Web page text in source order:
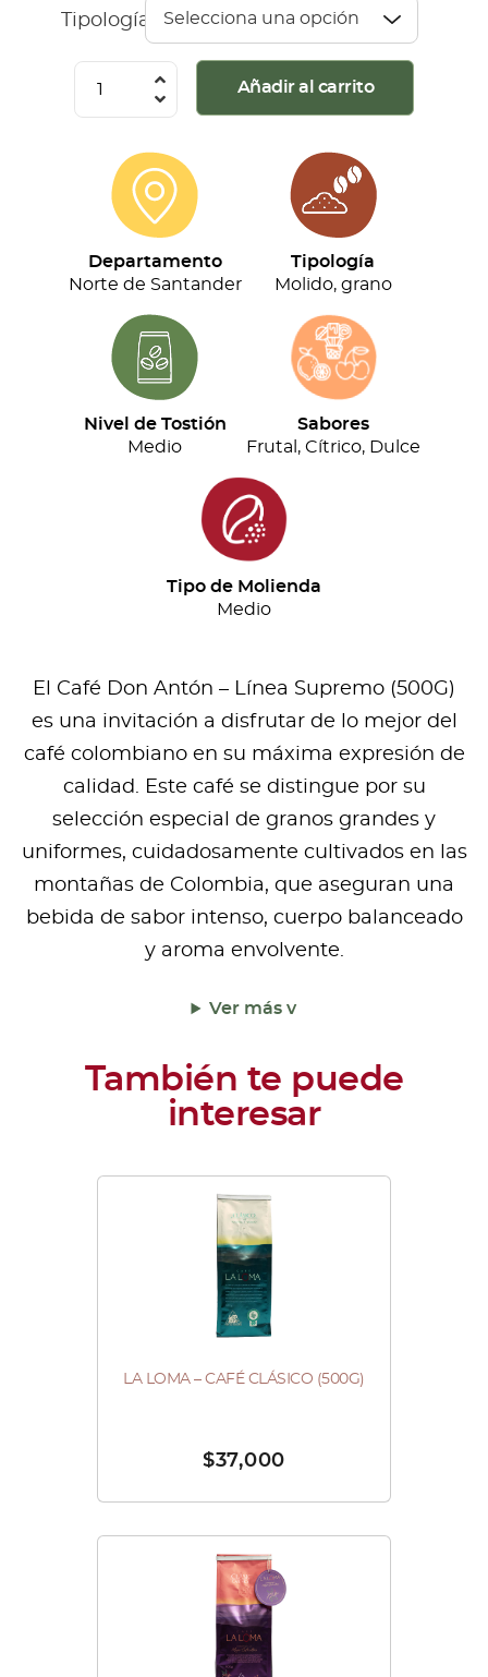
Cerrar Sesión
Tipología
Línea
Supremo
(500G)
cantidad
Añadir al carrito
Departamento
Norte de Santander
Tipología
Molido, grano
Nivel de Tostión
Medio
Sabores
Frutal, Cítrico, Dulce
Tipo de Molienda
Medio
El Café Don Antón – Línea Supremo (500G)
es una invitación a disfrutar de lo mejor del
café colombiano en su máxima expresión de
calidad. Este café se distingue por su
selección especial de granos grandes y
uniformes, cuidadosamente cultivados en las
montañas de Colombia, que aseguran una
bebida de sabor intenso, cuerpo balanceado
y aroma envolvente.
Ver más v
LA LOMA – CAFÉ CLÁSICO (500G)
$37,000